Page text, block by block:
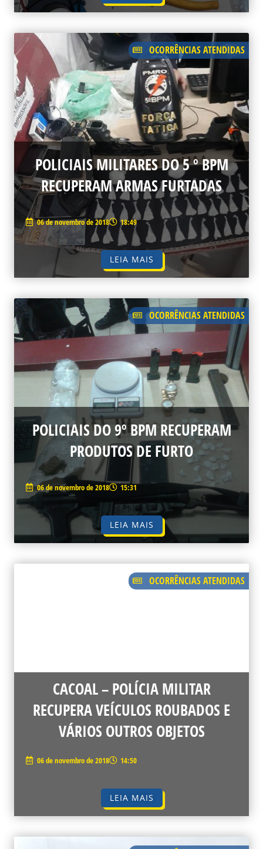
OCORRÊNCIAS ATENDIDAS
POLICIAIS MILITARES DO 5 º BPM
RECUPERAM ARMAS FURTADAS
06 de novembro de 2018 18:49
LEIA MAIS
OCORRÊNCIAS ATENDIDAS
POLICIAIS DO 9º BPM RECUPERAM
PRODUTOS DE FURTO
06 de novembro de 2018 15:31
LEIA MAIS
OCORRÊNCIAS ATENDIDAS
CACOAL – POLÍCIA MILITAR
RECUPERA VEÍCULOS ROUBADOS E
VÁRIOS OUTROS OBJETOS
06 de novembro de 2018 14:50
LEIA MAIS